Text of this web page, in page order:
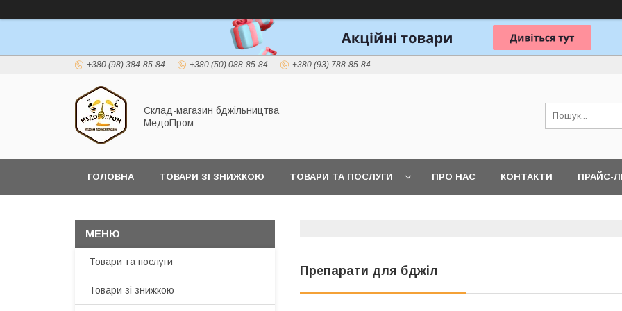
+380 (98) 384-85-84 +380 (50) 088-85-84 +380 (93) 788-85-84
Склад-магазин бджільництва
МедоПром
ГОЛОВНА ТОВАРИ ЗІ ЗНИЖКОЮ ТОВАРИ ТА ПОСЛУГИ ПРО НАС КОНТАКТИ ПРАЙС-
Препарати для бджіл
Товари та послуги
Товари зі знижкою